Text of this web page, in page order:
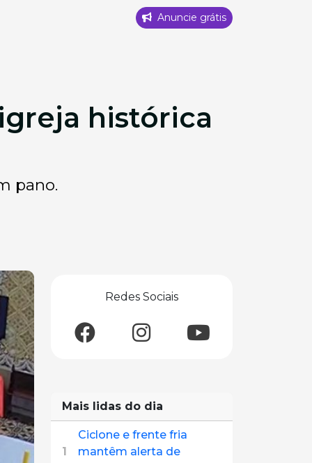
Anuncie grátis
histórica
pano.
Redes Sociais
Mais lidas do dia
1
Ciclone e frente fria
mantêm alerta de